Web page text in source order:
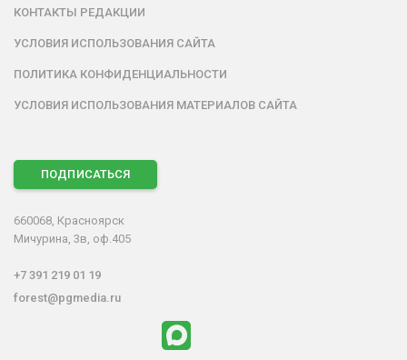
КОНТАКТЫ РЕДАКЦИИ
УСЛОВИЯ ИСПОЛЬЗОВАНИЯ САЙТА
ПОЛИТИКА КОНФИДЕНЦИАЛЬНОСТИ
УСЛОВИЯ ИСПОЛЬЗОВАНИЯ МАТЕРИАЛОВ САЙТА
ПОДПИСАТЬСЯ
660068, Красноярск
Мичурина, 3в, оф.405
+7 391 219 01 19
forest@pgmedia.ru